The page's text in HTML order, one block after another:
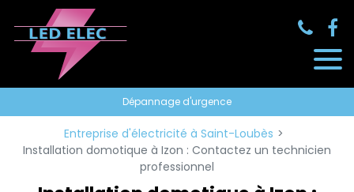
Dépannage d'urgence
Entreprise d'électricité à Saint-Loubès
Installation domotique à Izon : Contactez un technicien
professionnel
Panneau de gestion des cookies